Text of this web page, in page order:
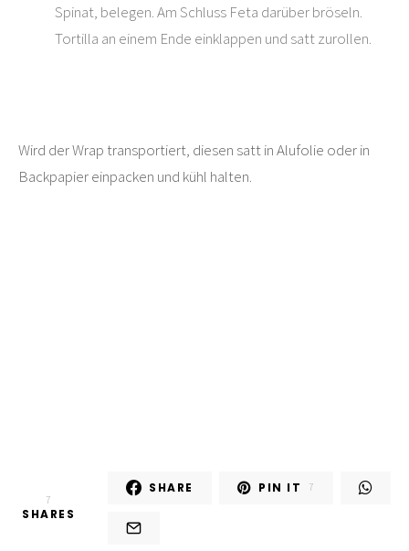
Spinat, belegen. Am Schluss Feta darüber bröseln.
Tortilla an einem Ende einklappen und satt zurollen.
Wird der Wrap transportiert, diesen satt in Alufolie oder in
Backpapier einpacken und kühl halten.
7
SHARES
SHARE PIN IT 7